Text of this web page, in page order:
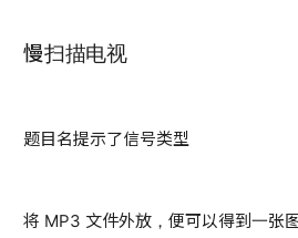
慢扫描电视
题目名提示了信号类型
将 MP3 文件外放，便可以得到一张